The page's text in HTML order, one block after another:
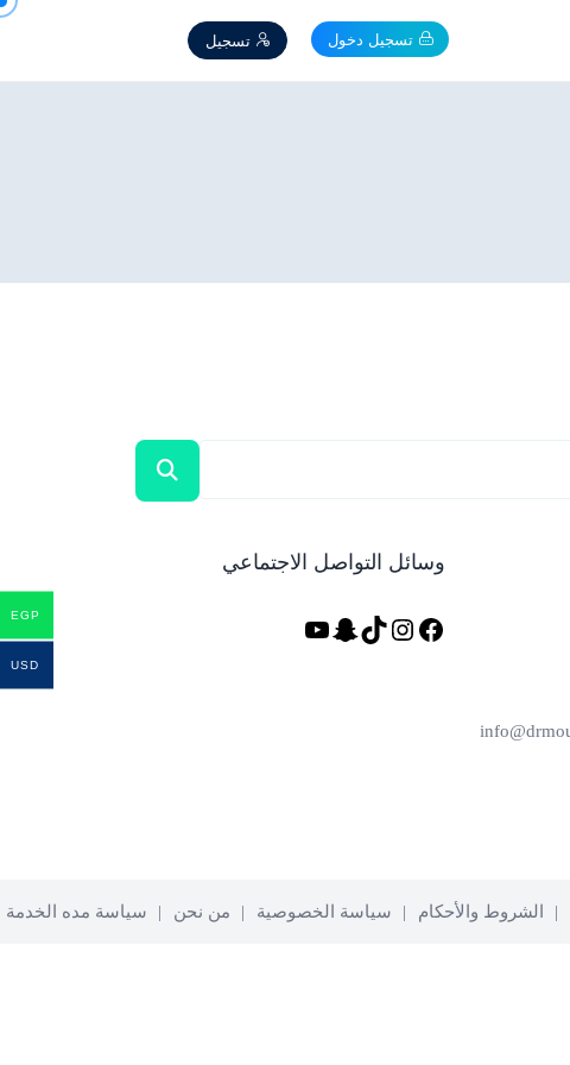
تسجيل دخول تسجيل
وسائل التواصل الاجتماعي
فيسبوك
إنستجرام
تيك سناب
الشروط والأحكام سياسة الخصوصية من نحن سياسة مده الخدمة
EGP
USD